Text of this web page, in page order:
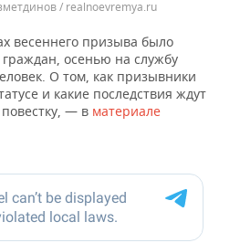
/ realnoevremya.ru
весеннего призыва было
осенью на службу
О том, как призывники
и какие последствия ждут
— в материале